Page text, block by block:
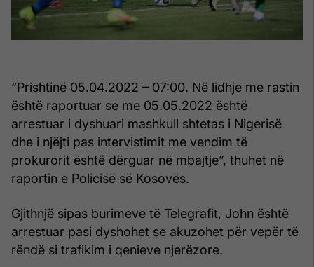
“Prishtinë 05.04.2022 – 07:00. Në lidhje me rastin
është raportuar se me 05.05.2022 është
arrestuar i dyshuari mashkull shtetas i Nigerisë
dhe i njëjti pas intervistimit me vendim të
prokurorit është dërguar në mbajtje”, thuhet në
raportin e Policisë së Kosovës.
Gjithnjë sipas burimeve të Telegrafit, John është
arrestuar pasi dyshohet se akuzohet për vepër të
rëndë si trafikim i qenieve njerëzore.